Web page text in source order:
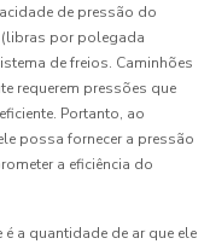
de pressão do
(libras por polegada
de freios. Caminhões
requerem pressões que
Portanto, ao
possa fornecer a pressão
a eficiência do
a quantidade de ar que ele